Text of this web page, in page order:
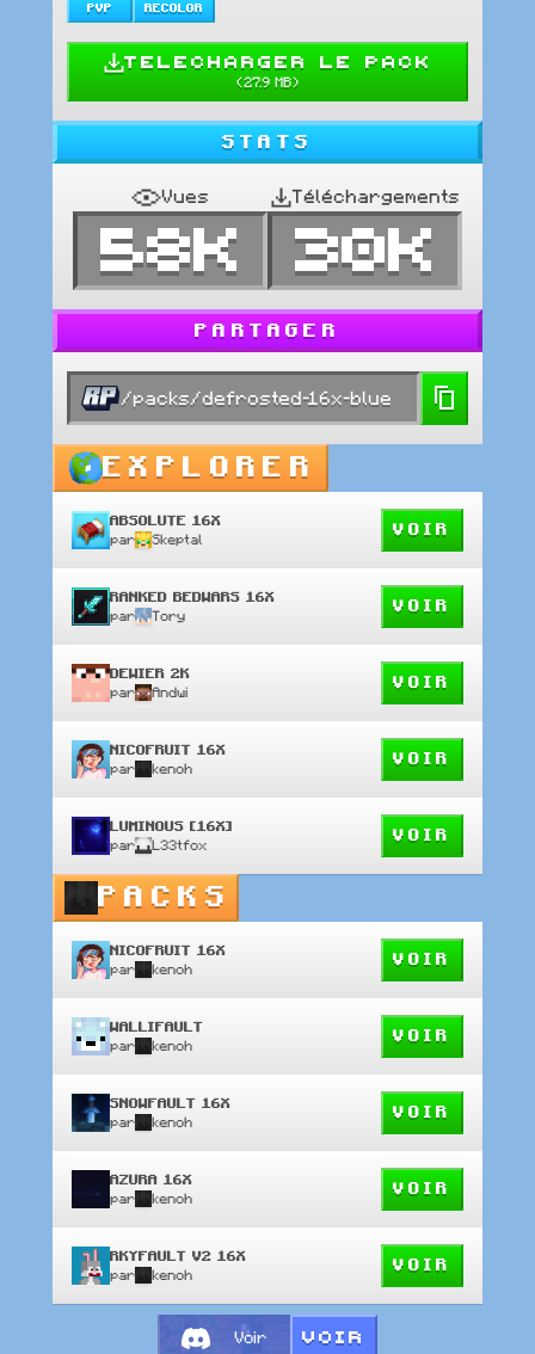
PVP RECOLOR
TELECHARGER LE PACK
(27.9 MB)
STATS
Vues
58K
Téléchargements
30K
PARTAGER
/packs/defrosted-16x-blue
EXPLORER
ABSOLUTE 16X
par Skeptal
VOIR
RANKED BEDWARS 16X
par Tory
VOIR
DEWIER 2K
par Andwi
VOIR
NICOFRUIT 16X
par kenoh
VOIR
LUMINOUS [16X]
par L33tfox
VOIR
PACKS
NICOFRUIT 16X
par kenoh
VOIR
WALLIFAULT
par kenoh
VOIR
SNOWFAULT 16X
par kenoh
VOIR
AZURA 16X
par kenoh
VOIR
RKYFAULT V2 16X
par kenoh
VOIR
Voir VOIR